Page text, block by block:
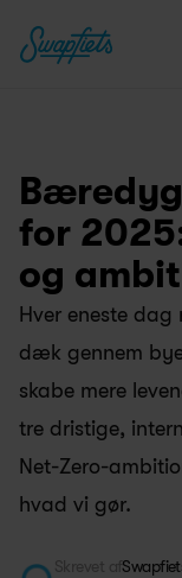
for
og
Hver eneste
dæk gennem
skabe mere
tre dristige,
Net-Zero-
hvad vi gør.
Skrevet af